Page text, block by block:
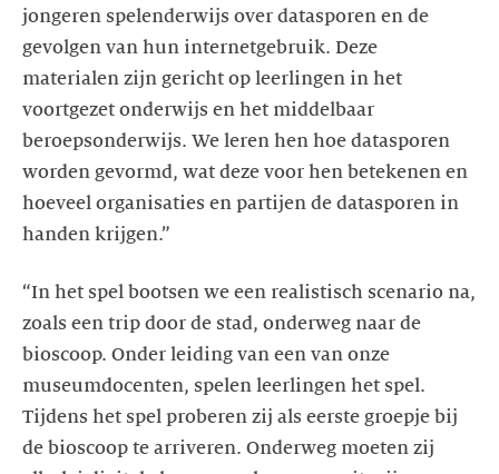
jongeren spelenderwijs over datasporen en de
gevolgen van hun internetgebruik. Deze
materialen zijn gericht op leerlingen in het
voortgezet onderwijs en het middelbaar
beroepsonderwijs. We leren hen hoe datasporen
worden gevormd, wat deze voor hen betekenen en
hoeveel organisaties en partijen de datasporen in
handen krijgen.”
“In het spel bootsen we een realistisch scenario na,
zoals een trip door de stad, onderweg naar de
bioscoop. Onder leiding van een van onze
museumdocenten, spelen leerlingen het spel.
Tijdens het spel proberen zij als eerste groepje bij
de bioscoop te arriveren. Onderweg moeten zij